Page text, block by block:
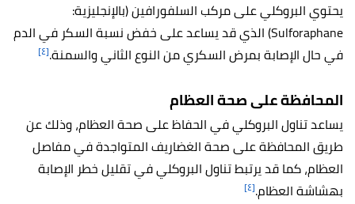
يحتوي البروكلي على مركب السلفورافين (بالإنجليزية:
Sulforaphane) الذي قد يساعد على خفض نسبة السكر في الدم
في حال الإصابة بمرض السكري من النوع الثاني والسمنة.[٤]
المحافظة على صحة العظام
يساعد تناول البروكلي في الحفاظ على صحة العظام، وذلك عن
طريق المحافظة على صحة الغضاريف المتواجدة في مفاصل
العظام، كما قد يرتبط تناول البروكلي في تقليل خطر الإصابة
بهشاشة العظام.[٤]